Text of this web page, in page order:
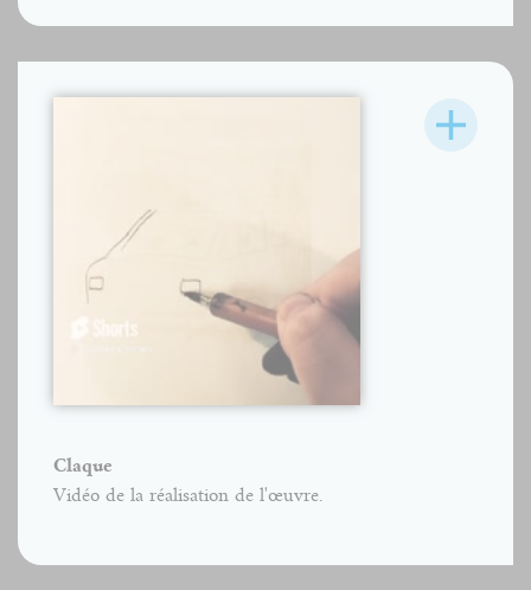
Claque
Vidéo de la réalisation de l'œuvre.